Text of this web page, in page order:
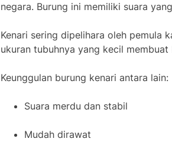
negara. Burung ini memiliki suara
Kenari sering dipelihara oleh pemula
ukuran tubuhnya yang kecil
Keunggulan burung kenari antara lain:
Suara merdu dan stabil
Mudah dirawat